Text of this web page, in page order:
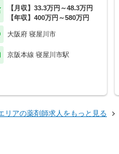
【月収】33.3万円～48.3万円
【年収】400万円～580万円
大阪府 寝屋川市
京阪本線 寝屋川市駅
リアの薬剤師求人をもっと見る